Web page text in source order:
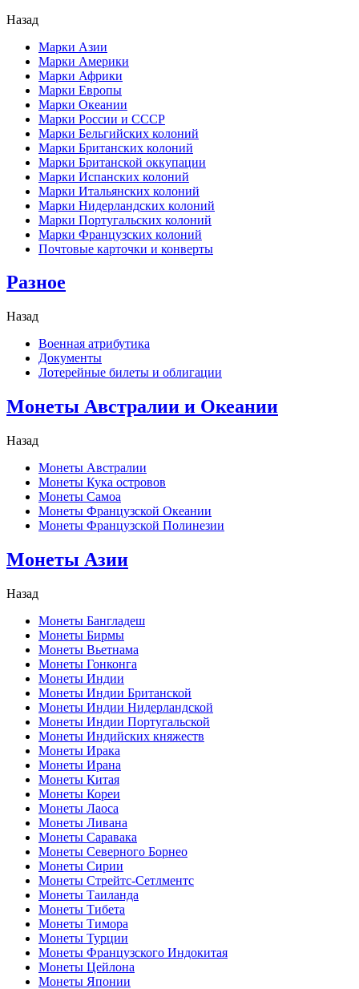
Назад
Марки Азии
Марки Америки
Марки Африки
Марки Европы
Марки Океании
Марки России и СССР
Марки Бельгийских колоний
Марки Британских колоний
Марки Британской оккупации
Марки Испанских колоний
Марки Итальянских колоний
Марки Нидерландских колоний
Марки Португальских колоний
Марки Французских колоний
Почтовые карточки и конверты
Разное
Назад
Военная атрибутика
Документы
Лотерейные билеты и облигации
Монеты Австралии и Океании
Назад
Монеты Австралии
Монеты Кука островов
Монеты Самоа
Монеты Французской Океании
Монеты Французской Полинезии
Монеты Азии
Назад
Монеты Бангладеш
Монеты Бирмы
Монеты Вьетнама
Монеты Гонконга
Монеты Индии
Монеты Индии Британской
Монеты Индии Нидерландской
Монеты Индии Португальской
Монеты Индийских княжеств
Монеты Ирака
Монеты Ирана
Монеты Китая
Монеты Кореи
Монеты Лаоса
Монеты Ливана
Монеты Саравака
Монеты Северного Борнео
Монеты Сирии
Монеты Стрейтс-Сетлментс
Монеты Таиланда
Монеты Тибета
Монеты Тимора
Монеты Турции
Монеты Французского Индокитая
Монеты Цейлона
Монеты Японии